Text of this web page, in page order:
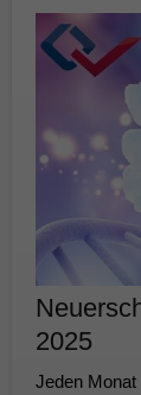
2025
Jeden